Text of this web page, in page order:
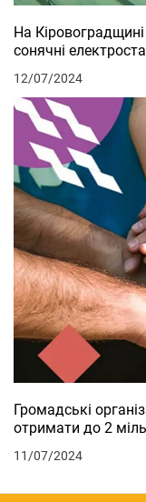
На
сонячні
12/07/2024
Громадські
отримати до 2
11/07/2024